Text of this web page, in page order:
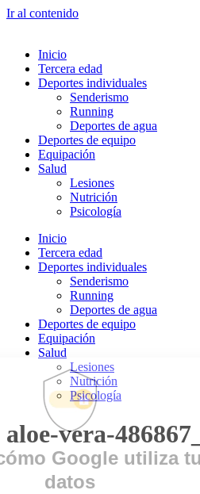
Ir al contenido
Inicio
Tercera edad
Deportes individuales
Senderismo
Running
Deportes de agua
Deportes de equipo
Equipación
Salud
Lesiones
Nutrición
Psicología
Inicio
Tercera edad
Deportes individuales
Senderismo
Running
Deportes de agua
Deportes de equipo
Equipación
Salud
Lesiones
Nutrición
Psicología
aloe-vera-